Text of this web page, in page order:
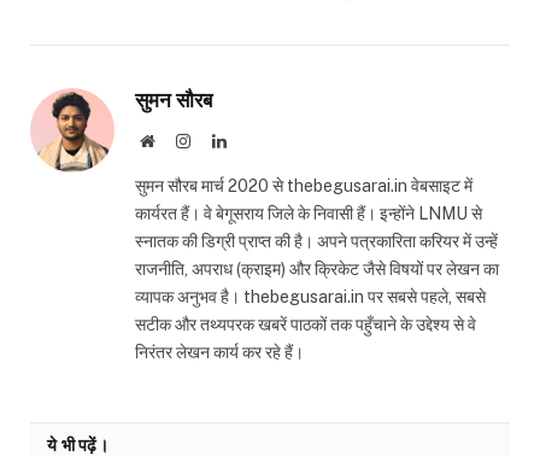
सुमन सौरब
WebsiteInstagramLinkedIn
सुमन सौरब मार्च 2020 से thebegusarai.in वेबसाइट में
कार्यरत हैं। वे बेगूसराय जिले के निवासी हैं। इन्होंने LNMU से
स्नातक की डिग्री प्राप्त की है। अपने पत्रकारिता करियर में उन्हें
राजनीति, अपराध (क्राइम) और क्रिकेट जैसे विषयों पर लेखन का
व्यापक अनुभव है। thebegusarai.in पर सबसे पहले, सबसे
सटीक और तथ्यपरक खबरें पाठकों तक पहुँचाने के उद्देश्य से वे
निरंतर लेखन कार्य कर रहे हैं।
ये भी पढ़ें।